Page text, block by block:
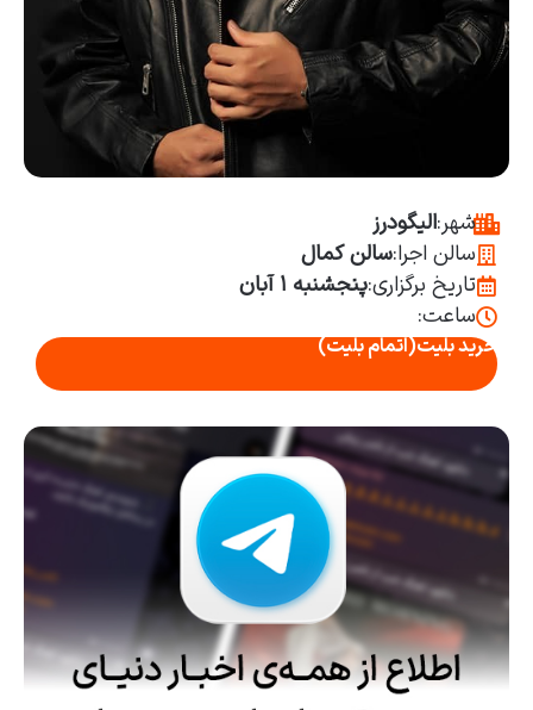
شهر:الیگودرز
سالن اجرا:سالن کمال
تاریخ برگزاری:پنجشنبه ۱ آبان
ساعت:
خرید بلیت(اتمام بلیت)